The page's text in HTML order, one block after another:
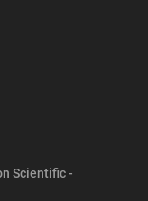
Scientific -